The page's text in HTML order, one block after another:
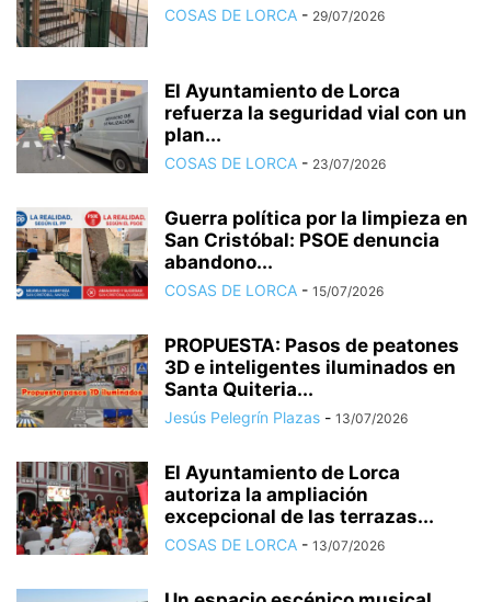
COSAS DE LORCA - 29/07/2026
El Ayuntamiento de Lorca
refuerza la seguridad vial con un
plan...
COSAS DE LORCA - 23/07/2026
Guerra política por la limpieza en
San Cristóbal: PSOE denuncia
abandono...
COSAS DE LORCA - 15/07/2026
PROPUESTA: Pasos de peatones
3D e inteligentes iluminados en
Santa Quiteria...
Jesús Pelegrín Plazas - 13/07/2026
El Ayuntamiento de Lorca
autoriza la ampliación
excepcional de las terrazas...
COSAS DE LORCA - 13/07/2026